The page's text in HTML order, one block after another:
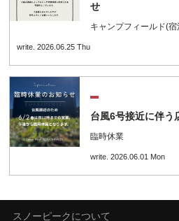
せ
キャンプフィールド(
write. 2026.06.25 Thu
台風6号接近に伴う
臨時休業
write. 2026.06.01 Mon
スノーピークについて